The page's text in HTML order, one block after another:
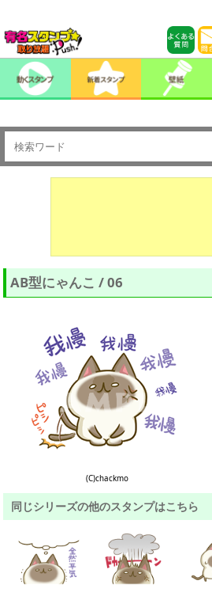
AB型にゃんこ / 06
(C)chackmo
同じシリーズの他のスタンプはこちら